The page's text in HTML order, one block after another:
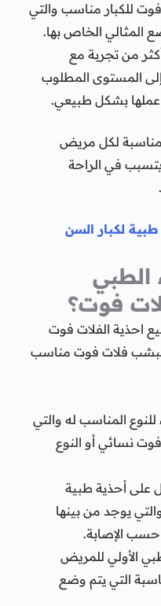
فوت للكبار مناسب والتي
المثالي الخاص بها.
من تجربة مع
المستوى المطلوب
بشكل طبيعي.
مناسبة لكل مريض
في الراحة
طبية لكبار السن
الطبي
فوت؟
احذية الفلات فوت
شبشب فلات فوت مناسب
للنوع المناسب له والتي
نسائي أو النوع
على أحذية طبية
يوجد من بينها
الإصابة.
الأولي للمريض
التي يتم وضع